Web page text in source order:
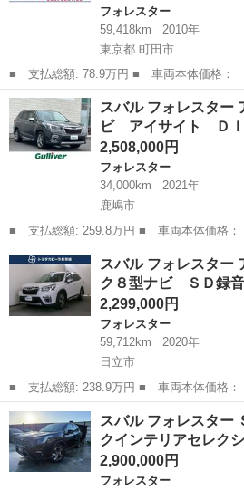
フォレスター
59,418km
2010年
東京都 町田市
■ 支払総額: 78.9万円 ■ 車両本体価格： 698,000 円 ■ メーカー
名： スバル ■ 車種名： フォレスター
ＸＴ ２オーナー 記録簿 禁煙車 ナビ
ス ＥＴＣ Ｓ...
東京 町田市
スバル フォレスタ
ビ アイサイト Ｄ
2,508,000円
フォレスター
34,000km
2021年
鹿嶋市
■ 支払総額: 259.8万円 ■ 車両本体価格： 2,508,000 円 ■ メーカ
ー名： スバル ■ 車種名： フォレスタ
バンス 純正８型ナビ アイサイト ＤＩ
トインＥ...
茨城 鹿嶋市
スバル フォレスタ
ク８型ナビ ＳＤ録
2,299,000円
フォレスター
59,712km
2020年
日立市
■ 支払総額: 238.9万円 ■ 車両本体価格： 2,299,000 円 ■ メーカ
ー名： スバル ■ 車種名： フォレスタ
バンス パナソニック８型ナビ ＳＤ録音
Ｓ・Ｂカメ...
茨城 日立市
スバル フォレスタ
クインテリアセレ
2,900,000円
フォレスター